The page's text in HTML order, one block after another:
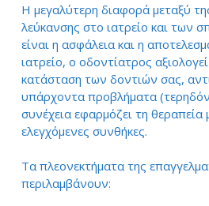
Η μεγαλύτερη διαφορά μεταξύ
λεύκανσης στο ιατρείο και των
είναι η ασφάλεια και η
ιατρείο, ο οδοντίατρος
κατάσταση των δοντιών σας,
υπάρχοντα προβλήματα
συνέχεια εφαρμόζει τη θεραπεία
ελεγχόμενες συνθήκες.
Τα πλεονεκτήματα της
περιλαμβάνουν: